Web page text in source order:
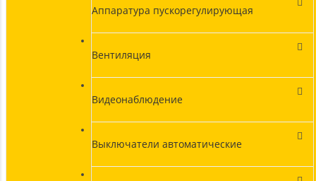
Аппаратура пускорегулирующая
Вентиляция
Видеонаблюдение
Выключатели автоматические